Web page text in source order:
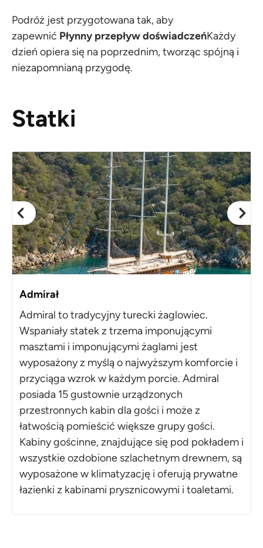
Podróż jest przygotowana tak, aby
zapewnić Płynny przepływ doświadczeńKażdy
dzień opiera się na poprzednim, tworząc spójną i
niezapomnianą przygodę.
Statki
Admirał
Admiral to tradycyjny turecki żaglowiec.
Wspaniały statek z trzema imponującymi
masztami i imponującymi żaglami jest
wyposażony z myślą o najwyższym komforcie i
przyciąga wzrok w każdym porcie. Admiral
posiada 15 gustownie urządzonych
przestronnych kabin dla gości i może z
łatwością pomieścić większe grupy gości.
Kabiny gościnne, znajdujące się pod pokładem i
wszystkie ozdobione szlachetnym drewnem, są
wyposażone w klimatyzację i oferują prywatne
łazienki z kabinami prysznicowymi i toaletami.